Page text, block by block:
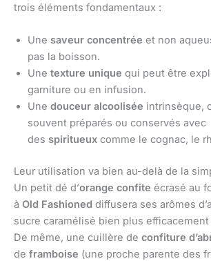
trois éléments fondamentaux :
Une saveur concentrée et non
pas la boisson.
Une texture unique qui peut être
garniture ou en infusion.
Une douceur alcoolisée intrinsèque,
souvent préparés ou conservés avec
des spiritueux comme le cognac, le
Leur utilisation va bien au-delà de la
Un petit dé d’orange confite écrasé au
à Old Fashioned diffusera ses arômes
sucre caramélisé bien plus efficacement
De même, une cuillère de confiture
de framboise (une proche parente des